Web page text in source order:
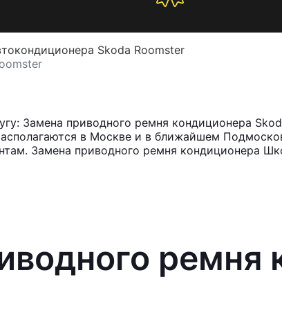
Skoda Roomster
Замена приводного ремня кондиционера
в Москве и в ближайшем
Замена приводного ремня кондиционера
ремня